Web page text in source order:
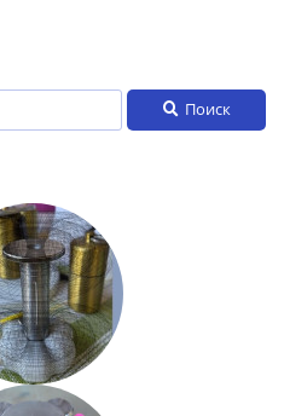
Поиск